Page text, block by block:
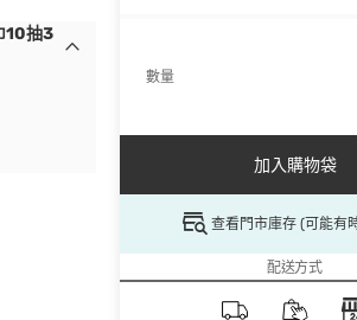
數量
加入購物袋
查看門市庫存 (可能有
配送方式
10抽3